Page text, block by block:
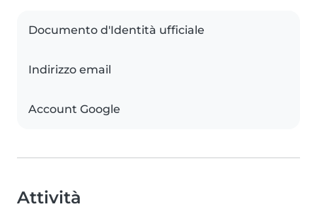
Documento d'Identità ufficiale
Indirizzo email
Account Google
Attività